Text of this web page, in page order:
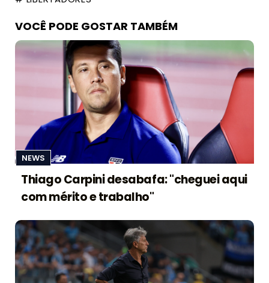
VOCÊ PODE GOSTAR TAMBÉM
NEWS
Thiago Carpini desabafa: "cheguei aqui
com mérito e trabalho"